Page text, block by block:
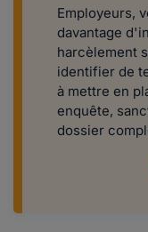
Employeurs,
davantage
harcèlement
identifier de
à mettre en
enquête,
dossier